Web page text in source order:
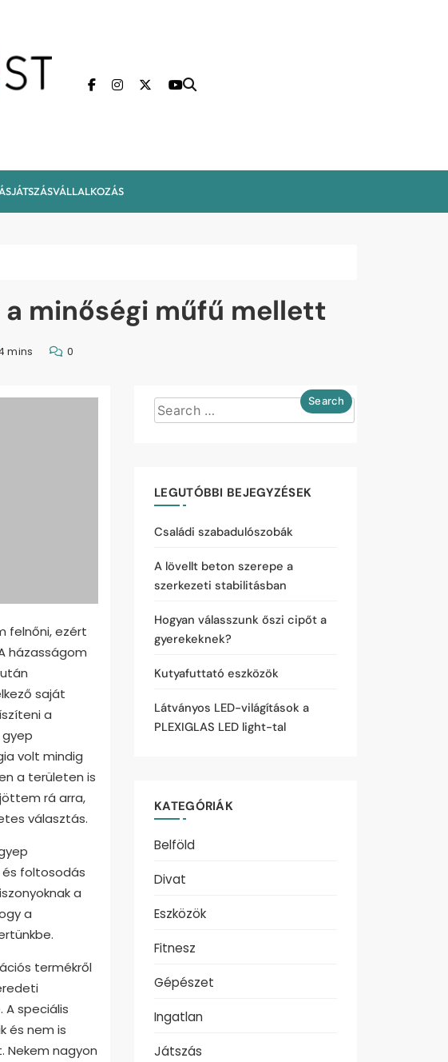
JÁTSZÁSVÁLLALKOZÁS
minőségi műfű mellett
mins 0
felnőni, ezért
házasságom
saját
a
volt mindig
a területen is
rá arra,
választás.
és foltosodás
a
a
termékről
speciális
és nem is
Nekem nagyon
LEGUTÓBBI BEJEGYZÉSEK
Családi szabadulószobák
A lövellt beton szerepe a
szerkezeti stabilitásban
Hogyan válasszunk őszi cipőt a
gyerekeknek?
Kutyafuttató eszközök
Látványos LED-világítások a
PLEXIGLAS LED light-tal
KATEGÓRIÁK
Belföld
Divat
Eszközök
Fitnesz
Gépészet
Ingatlan
Játszás